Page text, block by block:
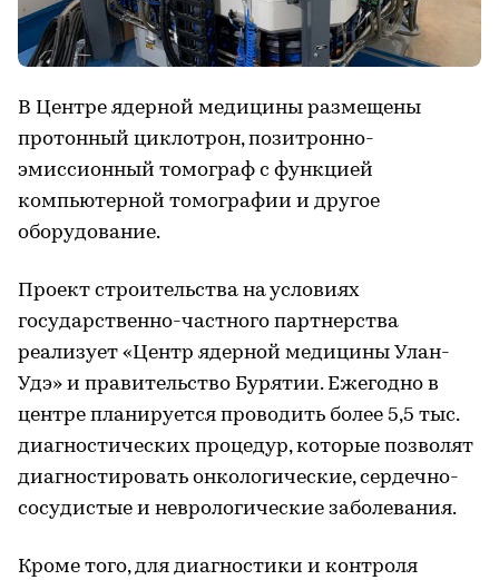
В Центре ядерной медицины размещены
протонный циклотрон, позитронно-
эмиссионный томограф с функцией
компьютерной томографии и другое
оборудование.
Проект строительства на условиях
государственно-частного партнерства
реализует «Центр ядерной медицины Улан-
Удэ» и правительство Бурятии. Ежегодно в
центре планируется проводить более 5,5 тыс.
диагностических процедур, которые позволят
диагностировать онкологические, сердечно-
сосудистые и неврологические заболевания.
Кроме того, для диагностики и контроля